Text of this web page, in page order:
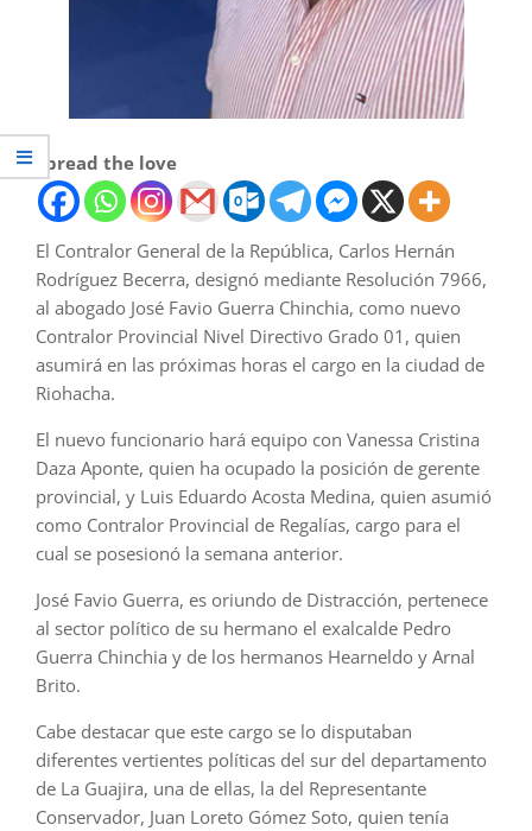
Spread the love
El Contralor General de la República, Carlos Hernán
Rodríguez Becerra, designó mediante Resolución 7966,
al abogado José Favio Guerra Chinchia, como nuevo
Contralor Provincial Nivel Directivo Grado 01, quien
asumirá en las próximas horas el cargo en la ciudad de
Riohacha.
El nuevo funcionario hará equipo con Vanessa Cristina
Daza Aponte, quien ha ocupado la posición de gerente
provincial, y Luis Eduardo Acosta Medina, quien asumió
como Contralor Provincial de Regalías, cargo para el
cual se posesionó la semana anterior.
José Favio Guerra, es oriundo de Distracción, pertenece
al sector político de su hermano el exalcalde Pedro
Guerra Chinchia y de los hermanos Hearneldo y Arnal
Brito.
Cabe destacar que este cargo se lo disputaban
diferentes vertientes políticas del sur del departamento
de La Guajira, una de ellas, la del Representante
Conservador, Juan Loreto Gómez Soto, quien tenía